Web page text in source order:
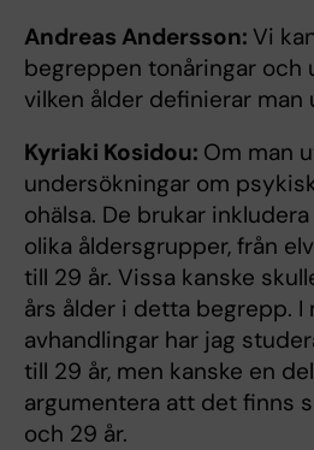
Andreas Andersson: Vi
begreppen tonåringar och
vilken ålder definierar man
Kyriaki Kosidou: Om man
undersökningar om
ohälsa. De brukar
olika åldersgrupper, från
till 29 år. Vissa kanske
års ålder i detta begrepp.
avhandlingar har jag
till 29 år, men kanske en
argumentera att det finns
och 29 år.